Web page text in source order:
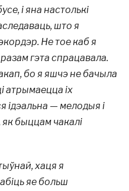
і яна настолькі
што я
Не тое каб я
гэта спрацавала.
бо я яшчэ не бачыла
атрымаецца іх
ідэальна — мелодыя і
як быццам чакалі
хаця я
яе больш